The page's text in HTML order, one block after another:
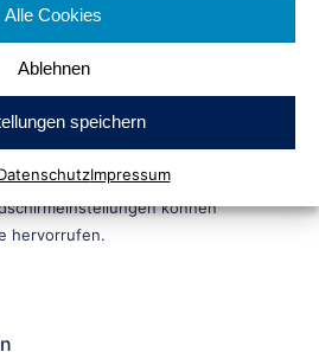
Alle Cookies
Ablehnen
speichern
Impressum